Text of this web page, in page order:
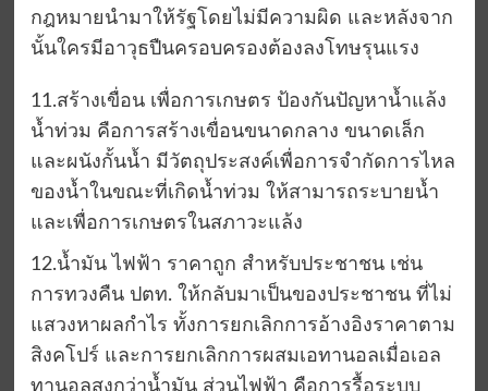
กฎหมายนำมาให้รัฐโดยไม่มีความผิด และหลังจาก
นั้นใครมีอาวุธปืนครอบครองต้องลงโทษรุนแรง
11.สร้างเขื่อน เพื่อการเกษตร ป้องกันปัญหาน้ำแล้ง
น้ำท่วม คือการสร้างเขื่อนขนาดกลาง ขนาดเล็ก
และผนังกั้นน้ำ มีวัตถุประสงค์เพื่อการจำกัดการไหล
ของน้ำในขณะที่เกิดน้ำท่วม ให้สามารถระบายน้ำ
และเพื่อการเกษตรในสภาวะแล้ง
12.น้ำมัน ไฟฟ้า ราคาถูก สำหรับประชาชน เช่น
การทวงคืน ปตท. ให้กลับมาเป็นของประชาชน ที่ไม่
แสวงหาผลกำไร ทั้งการยกเลิกการอ้างอิงราคาตาม
สิงคโปร์ และการยกเลิกการผสมเอทานอลเมื่อเอล
ทานอลสูงกว่าน้ำมัน ส่วนไฟฟ้า คือการรื้อระบบ